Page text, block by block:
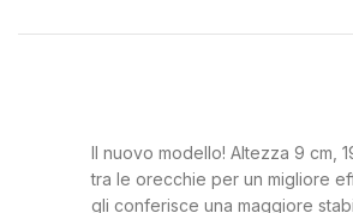
Il nuovo modello! Altezza 9 cm,
tra le orecchie per un migliore
gli conferisce una maggiore